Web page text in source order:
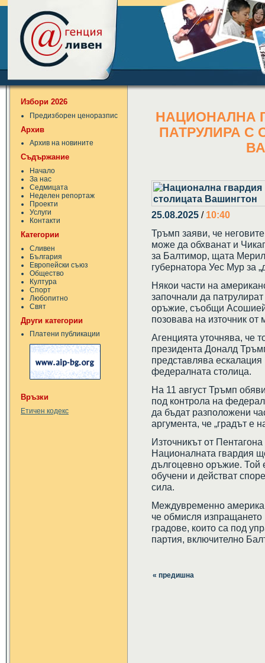
Избори 2026
Предизборен ценоразпис
Архив
Архив на новините
Съдържание
Начало
За нас
Седмицата
Неделен репортаж
Проекти
Услуги
Контакти
Категории
Сливен
България
Европейски съюз
Общество
Култура
Спорт
Любопитно
Свят
Други категории
Платени публикации
Връзки
Етичен кодекс
НАЦИОНАЛНА
ПАТРУЛИРА С
25.08.2025 / 10:40
Тръмп заяви, че
може да обхванат и
за Балтимор, щата
губернатора Уес Мур за
Някои части на
започнали да
оръжие, съобщи
позовава на източник
Агенцията уточнява, че
президента Доналд
представлява
федералната столица.
На 11 август Тръмп
под контрола на
да бъдат разположени
аргумента, че „градът е
Източникът от
Националната гвардия
дългоцевно оръжие. Той
обучени и действат
сила.
Междувременно
че обмисля
градове, които са под
партия, включително
« предишна